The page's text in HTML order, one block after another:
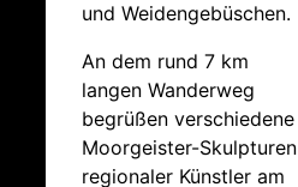
und Weidengebüschen.
An dem rund 7 km
langen Wanderweg
begrüßen verschiedene
Moorgeister-Skulpturen
regionaler Künstler am